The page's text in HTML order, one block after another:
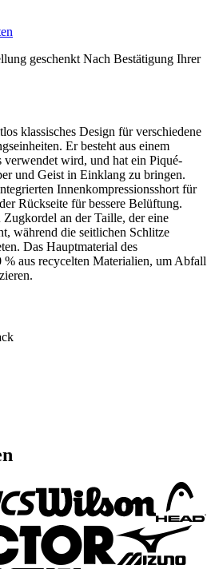
geschenkt Nach Bestätigung Ihrer
klassisches Design für verschiedene
Er besteht aus einem
wird, und hat ein Piqué-
und Geist in Einklang zu bringen.
Innenkompressionsshort für
Rückseite für bessere Belüftung.
an der Taille, der eine
während die seitlichen Schlitze
Das Hauptmaterial des
% aus recycelten Materialien, um Abfall